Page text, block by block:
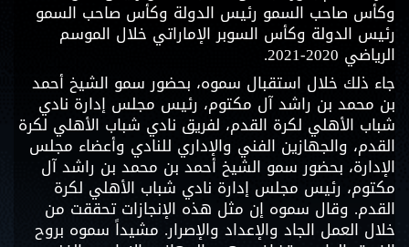
وكأس صاحب السمو رئيس الدولة وكأس صاحب السمو
رئيس الدولة وكأس السوبر الإماراتي خلال الموسم
الرياضي 2020-2021.
جاء ذلك خلال استقبال سموه، بحضور سمو الشيخ أحمد
بن محمد بن راشد آل مكتوم، رئيس مجلس إدارة نادي
شباب الأهلي لكرة القدم، لفريق نادي شباب الأهلي لكرة
القدم، والجهازين الفني والإداري للنادي وأعضاء مجلس
الإدارة، بحضور سمو الشيخ أحمد بن محمد بن راشد آل
مكتوم، رئيس مجلس إدارة نادي شباب الأهلي لكرة
القدم. وقال سموه إن مثل هذه الإنجازات تحققت من
خلال العمل الجاد والإعداد والإصرار. مشيداً سموه بروح